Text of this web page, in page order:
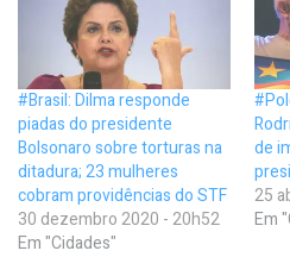
#Brasil: Dilma responde
piadas do presidente
Bolsonaro sobre torturas na
ditadura; 23 mulheres
cobram providências do STF
30 dezembro 2020 - 20h52
Em "Cidades"
de
25
Em